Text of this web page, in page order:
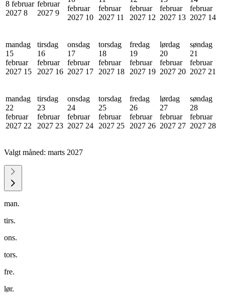
8 februar
2027 8
februar
2027 9
februar
2027 10
februar
2027 11
februar
2027 12
februar
2027 13
februar
2027 14
mandag
15
februar
2027 15
tirsdag
16
februar
2027 16
onsdag
17
februar
2027 17
torsdag
18
februar
2027 18
fredag
19
februar
2027 19
lørdag
20
februar
2027 20
søndag
21
februar
2027 21
mandag
22
februar
2027 22
tirsdag
23
februar
2027 23
onsdag
24
februar
2027 24
torsdag
25
februar
2027 25
fredag
26
februar
2027 26
lørdag
27
februar
2027 27
søndag
28
februar
2027 28
Valgt måned: marts 2027
man.
tirs.
ons.
tors.
fre.
lør.